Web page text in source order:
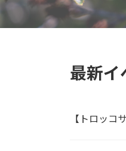
最新イ
【トロッコ